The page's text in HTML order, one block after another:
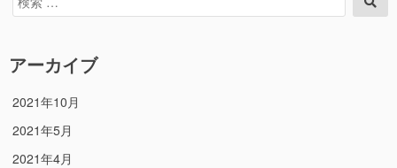
索
索
アーカイブ
2021年10月
2021年5月
2021年4月